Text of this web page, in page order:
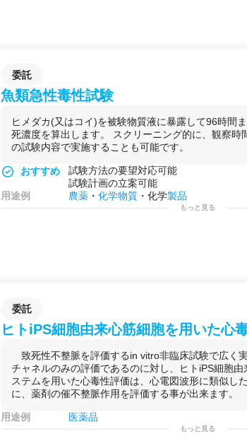
委託
魚類急性毒性試験
ヒメダカ(又はコイ)を被験物質液に暴露して96時間
死濃度を算出します。 スクリーニング的に、観察時
の試験内容で実施することも可能です。
おすすめ
試験方法の要望対応可能
試験計画の立案可能
用途例
農薬 ・化学物質 ・化学製品
もっと見る
委託
ヒトiPS細胞由来心筋細胞を用いた心
致死性不整脈を評価するin vitro非臨床試験で広く
チャネルのみの評価であるのに対し、ヒトiPS細胞
ステムを用いた心毒性評価は、心電図波形に類似し
に、薬剤の催不整脈作用を評価する事が出来ます。
用途例 医薬品
もっと見る